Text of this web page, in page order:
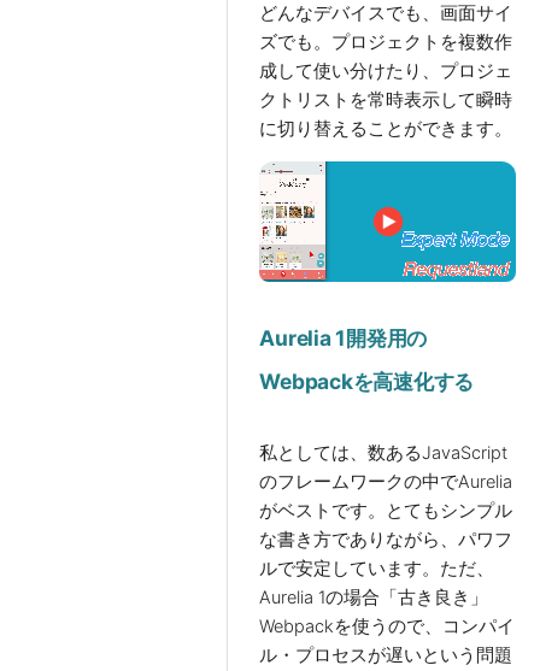
どんなデバイスでも、画面サイ
ズでも。プロジェクトを複数作
成して使い分けたり、プロジェ
クトリストを常時表示して瞬時
に切り替えることができます。
Aurelia 1開発用の
Webpackを高速化する
私としては、数あるJavaScript
のフレームワークの中でAurelia
がベストです。とてもシンプル
な書き方でありながら、パワフ
ルで安定しています。ただ、
Aurelia 1の場合「古き良き」
Webpackを使うので、コンパイ
ル・プロセスが遅いという問題